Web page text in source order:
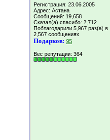
Регистрация: 23.06.2005
Адрес: Астана
Сообщений: 19,658
Сказал(а) спасибо: 2,712
Поблагодарили 5,967 раз(а) в
2,567 сообщениях
Подарков: 95
Вес репутации: 364